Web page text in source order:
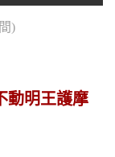
)
動明王護摩